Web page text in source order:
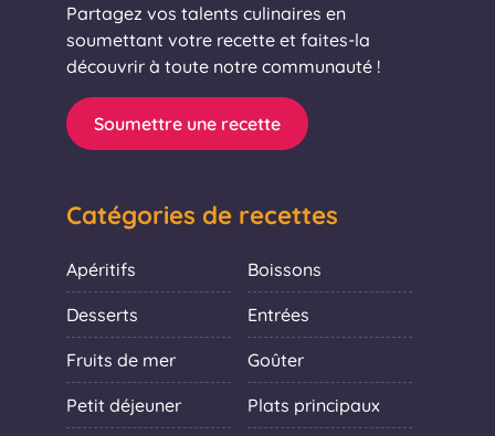
Partagez vos talents culinaires en
soumettant votre recette et faites-la
découvrir à toute notre communauté !
Soumettre une recette
Catégories de recettes
Apéritifs Boissons
Desserts Entrées
Fruits de mer Goûter
Petit déjeuner Plats principaux